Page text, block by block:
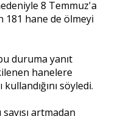
8 Temmuz'a
181 hane de ölmeyi
duruma yanıt
hanelere
söyledi.
artmadan